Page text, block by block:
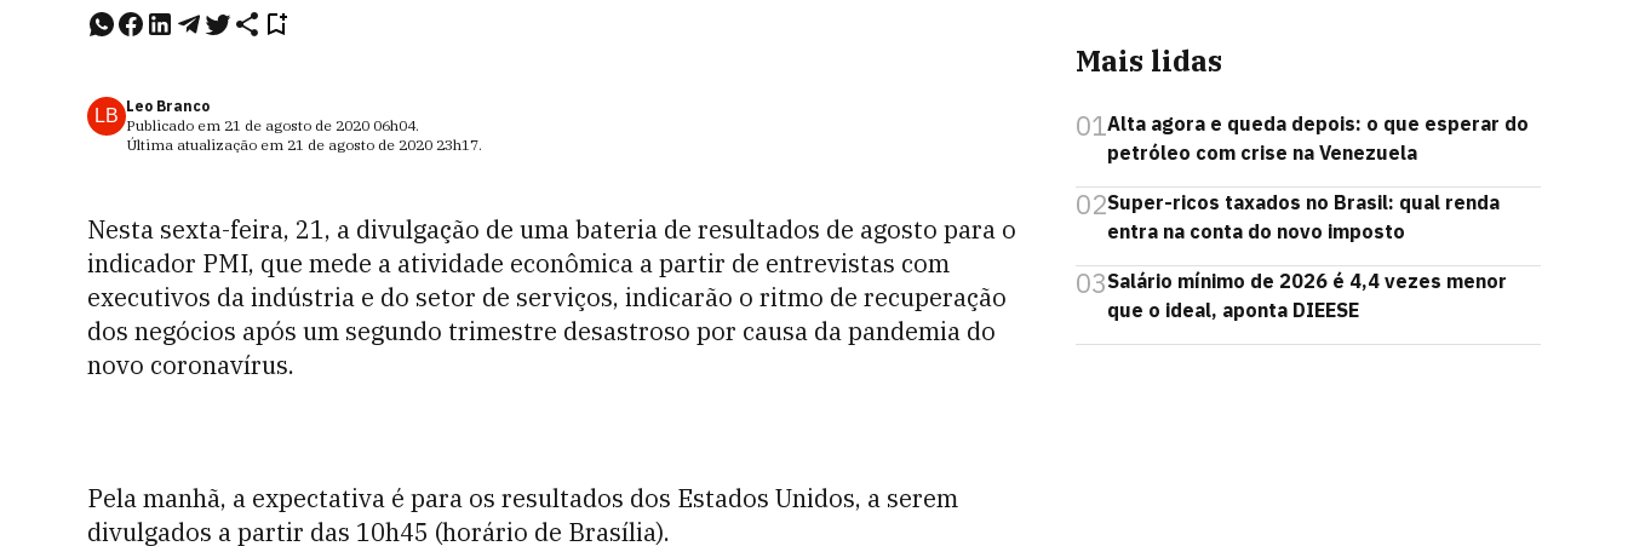
LB Leo Branco
Publicado em 21 de agosto de 2020 06h04.
Última atualização em 21 de agosto de 2020 23h17.
Nesta sexta-feira, 21, a divulgação de uma bateria de resultados de agosto para o
indicador PMI, que mede a atividade econômica a partir de entrevistas com
executivos da indústria e do setor de serviços, indicarão o ritmo de recuperação
dos negócios após um segundo trimestre desastroso por causa da pandemia do
novo coronavírus.
Pela manhã, a expectativa é para os resultados dos Estados Unidos, a serem
divulgados a partir das 10h45 (horário de Brasília).
Mais lidas
01Alta agora e queda depois: o que esperar do
petróleo com crise na Venezuela
02Super-ricos taxados no Brasil: qual renda
entra na conta do novo imposto
03Salário mínimo de 2026 é 4,4 vezes menor
que o ideal, aponta DIEESE